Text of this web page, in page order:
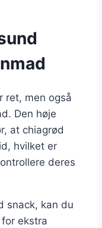
ret, men også
Den høje
at chiagrød
hvilket er
deres
snack, kan du
ekstra